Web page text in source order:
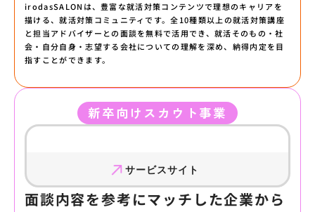
irodasSALONは、豊富な就活対策コンテンツで理想のキャリアを
描ける、就活対策コミュニティです。全10種類以上の就活対策講座
と担当アドバイザーとの面談を無料で活用でき、就活そのもの・社
会・自分自身・志望する会社についての理解を深め、納得内定を目
指すことができます。
新卒向けスカウト事業
サービスサイト
面談内容を参考にマッチした企業から